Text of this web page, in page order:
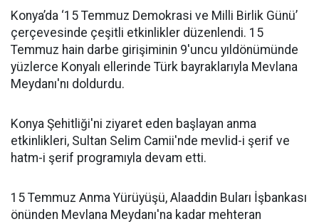
Konya’da ‘15 Temmuz Demokrasi ve Milli Birlik Günü’
çerçevesinde çeşitli etkinlikler düzenlendi. 15
Temmuz hain darbe girişiminin 9'uncu yıldönümünde
yüzlerce Konyalı ellerinde Türk bayraklarıyla Mevlana
Meydanı'nı doldurdu.
Konya Şehitliği'ni ziyaret eden başlayan anma
etkinlikleri, Sultan Selim Camii'nde mevlid-i şerif ve
hatm-i şerif programıyla devam etti.
15 Temmuz Anma Yürüyüşü, Alaaddin Buları İşbankası
önünden Mevlana Meydanı'na kadar mehteran